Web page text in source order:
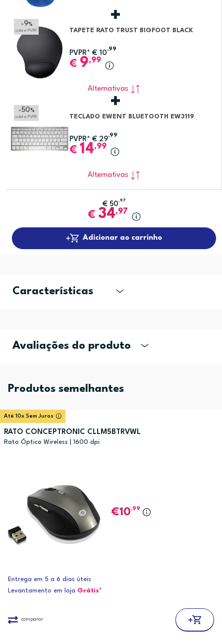
-9%
sobre PVPR TAPETE RATO TRUST BIGFOOT BLACK
PVPR* € 10
,99
€ 9,99
Alternativas
-50 %
sobre PVPR TECLADO EWENT BLUETOOTH EW3119
PVPR* € 29
,99
€ 14,99
Alternativas
€ 50,97
€ 34,97
Adicionar ao carrinho
Características
Avaliações do produto
Produtos semelhantes
Até 10x Sem Juros
RATO CONCEPTRONIC CLLM5BTRVWL
Rato Óptico Wireless | 1600 dpi
10,99
Entrega em 5 a 6 dias úteis
Levantamento em loja Grátis*
comparar